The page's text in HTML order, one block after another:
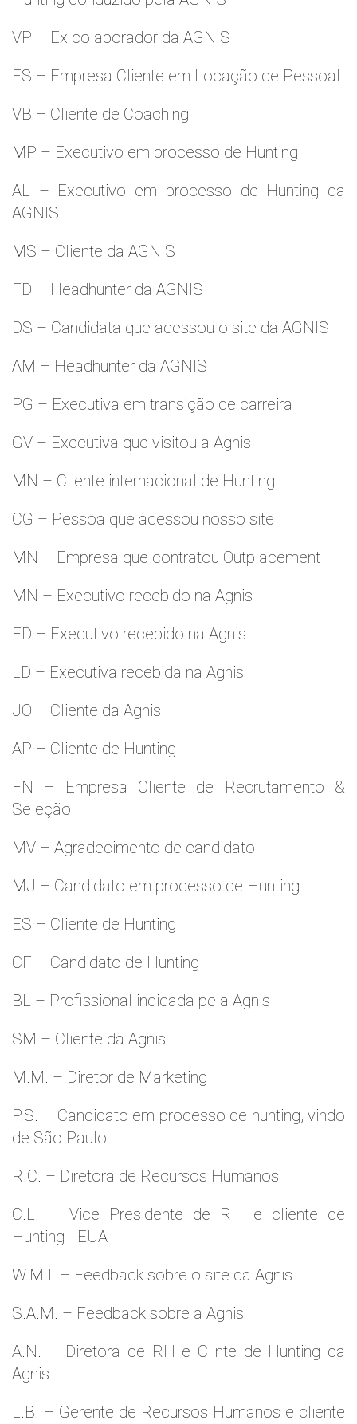
VP – Ex colaborador da AGNIS
ES – Empresa Cliente em Locação de Pessoal
VB – Cliente de Coaching
MP – Executivo em processo de Hunting
AL – Executivo em processo de Hunting da
AGNIS
MS – Cliente da AGNIS
FD – Headhunter da AGNIS
DS – Candidata que acessou o site da AGNIS
AM – Headhunter da AGNIS
PG – Executiva em transição de carreira
GV – Executiva que visitou a Agnis
MN – Cliente internacional de Hunting
CG – Pessoa que acessou nosso site
MN – Empresa que contratou Outplacement
MN – Executivo recebido na Agnis
FD – Executivo recebido na Agnis
LD – Executiva recebida na Agnis
JO – Cliente da Agnis
AP – Cliente de Hunting
FN – Empresa Cliente de Recrutamento &
Seleção
MV – Agradecimento de candidato
MJ – Candidato em processo de Hunting
ES – Cliente de Hunting
CF – Candidato de Hunting
BL – Profissional indicada pela Agnis
SM – Cliente da Agnis
M.M. – Diretor de Marketing
P.S. – Candidato em processo de hunting, vindo
de São Paulo
R.C. – Diretora de Recursos Humanos
C.L. – Vice Presidente de RH e cliente de
Hunting - EUA
W.M.l. – Feedback sobre o site da Agnis
S.A.M. – Feedback sobre a Agnis
A.N. – Diretora de RH e Clinte de Hunting da
Agnis
L.B. – Gerente de Recursos Humanos e cliente